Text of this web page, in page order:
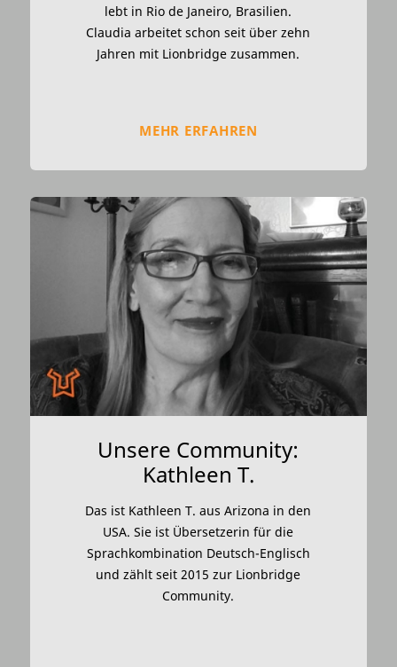
lebt in Rio de Janeiro, Brasilien.
Claudia arbeitet schon seit über zehn
Jahren mit Lionbridge zusammen.
MEHR ERFAHREN
Unsere Community:
Kathleen T.
Das ist Kathleen T. aus Arizona in den
USA. Sie ist Übersetzerin für die
Sprachkombination Deutsch-Englisch
und zählt seit 2015 zur Lionbridge
Community.